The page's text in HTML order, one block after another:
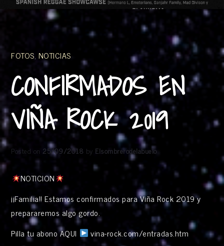
FOTOS, NOTICIAS
CONFIRMADOS EN
VIÑA ROCK 2019
Posted on 25/09/2018 by Elsombrerodelabuelo
NOTICION
¡¡Familia!! Estamos confirmados para Viña Rock 2019 y
prepararemos algo gordo.
Pilla tu abono AQUI
vina-rock.com/entradas.htm